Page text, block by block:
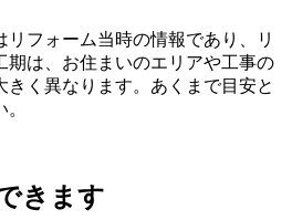
リフォーム当時の情報であり、リ
期は、お住まいのエリアや工事の
きく異なります。あくまで目安と
きます